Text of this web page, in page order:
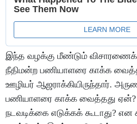
இந்த வழக்கு மீண்டும்
நீதிமன்ற பணியாளரை காக்க
ஊழியர் ஆஜராக்கியிருந்தார்.
பணியாளரை காக்க வைத்தது
நடவடிக்கை எடுக்கக் கூடாது? என